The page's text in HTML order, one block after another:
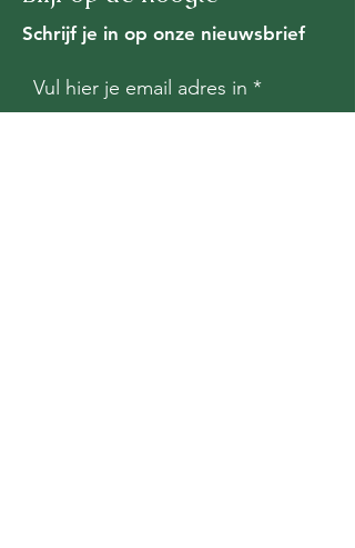
Schrijf je in op onze nieuwsbrief
Vul hier je email adres in